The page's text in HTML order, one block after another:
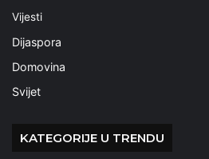
Vijesti
Dijaspora
Domovina
Svijet
KATEGORIJE U TRENDU